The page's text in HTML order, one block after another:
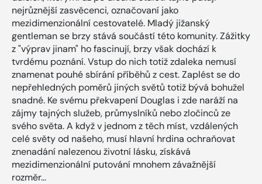
nejrůznější zasvěcenci, označovaní jako
mezidimenzionální cestovatelé. Mladý jižanský
gentleman se brzy stává součástí této komunity. Zážitky
z "výprav jinam" ho fascinují, brzy však dochází k
tvrdému poznání. Vstup do nich totiž zdaleka nemusí
znamenat pouhé sbírání příběhů z cest. Zaplést se do
nepřehledných poměrů jiných světů totiž bývá bohužel
snadné. Ke svému překvapení Douglas i zde naráží na
zájmy tajných služeb, průmyslníků nebo zločinců ze
svého světa. A když v jednom z těch míst, vzdálených
celé světy od našeho, musí hlavní hrdina ochraňovat
znenadání nalezenou životní lásku, získává
mezidimenzionální putování mnohem závažnější
rozměr...